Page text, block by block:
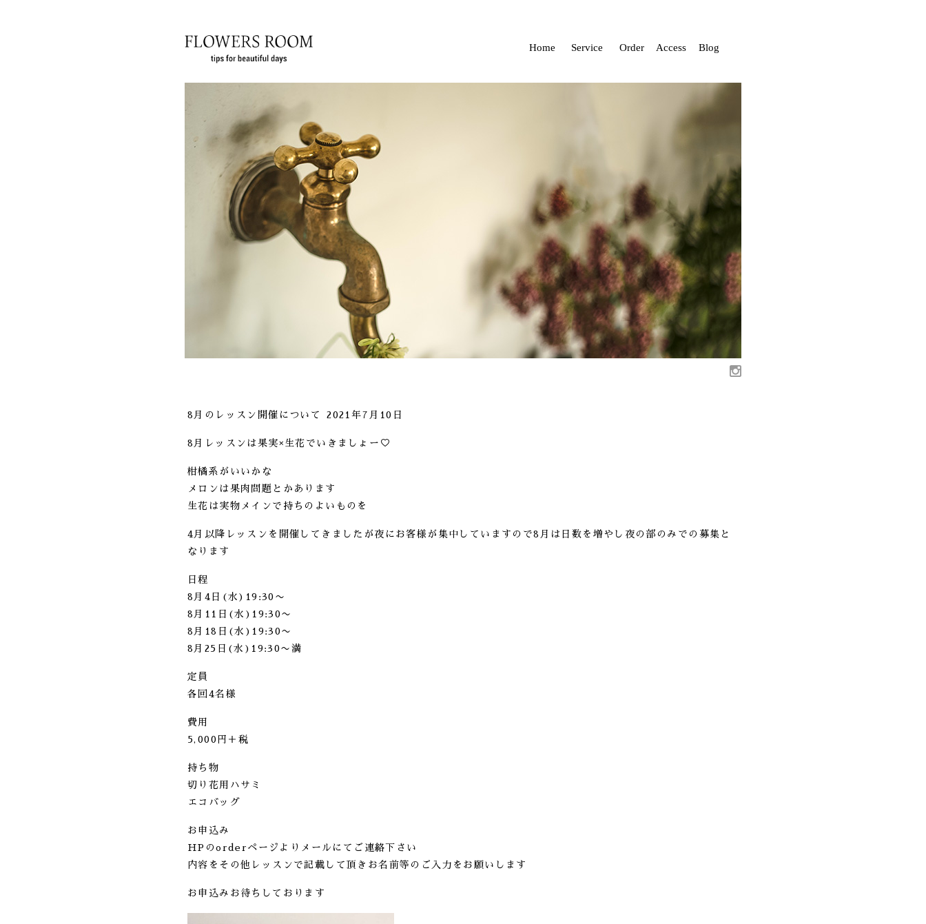
Home Service Order Access Blog
8月のレッスン開催について 2021年7月10日
8月レッスンは果実×生花でいきましょー♡
柑橘系がいいかな
メロンは果肉問題とかあります
生花は実物メインで持ちのよいものを
4月以降レッスンを開催してきましたが夜にお客様が集中していますので8月は日数を増やし夜の部のみでの募集と
なります
日程
8月4日(水)19:30〜
8月11日(水)19:30〜
8月18日(水)19:30〜
8月25日(水)19:30〜満
定員
各回4名様
費用
5,000円＋税
持ち物
切り花用ハサミ
エコバッグ
お申込み
HPのorderページ よりメールにてご連絡下さい
内容をその他レッスンで記載して頂きお名前等のご入力をお願いします
お申込みお待ちしております